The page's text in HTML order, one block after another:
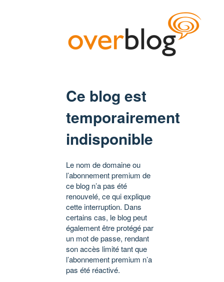
Ce blog est
temporairement
indisponible
Le nom de domaine ou
l’abonnement premium de
ce blog n’a pas été
renouvelé, ce qui explique
cette interruption. Dans
certains cas, le blog peut
également être protégé par
un mot de passe, rendant
son accès limité tant que
l’abonnement premium n’a
pas été réactivé.